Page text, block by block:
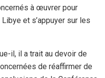
à œuvrer pour
et s’appuyer sur les
il, il a trait au devoir de
de réaffirmer de